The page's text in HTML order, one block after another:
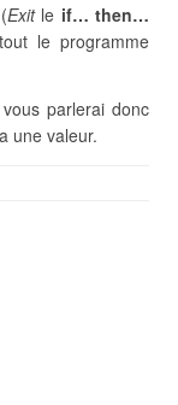
Exitle if… then…
le programme
parlerai donc
une valeur.